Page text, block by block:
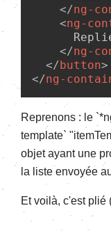
</ng-
<ng-
</ng-
</button>
</ng-
Reprenons : le
template`
objet ayant une
la liste envoyée
Et voilà, c'est plié